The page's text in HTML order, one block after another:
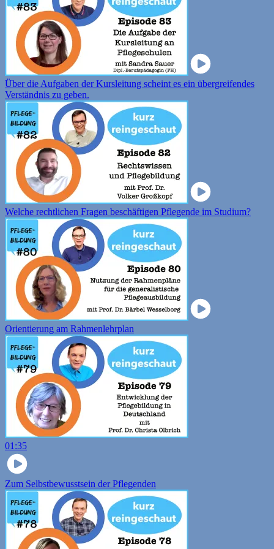
Über die Aufgaben der Kursleitung scheint es ein übergreifendes
Verständnis zu geben.
Welche rechtlichen Fragen beschäftigen Pflegende im Studium?
Orientierung am Rahmenlehrplan
01:35
Zum Selbstbewusstsein der Pflegenden